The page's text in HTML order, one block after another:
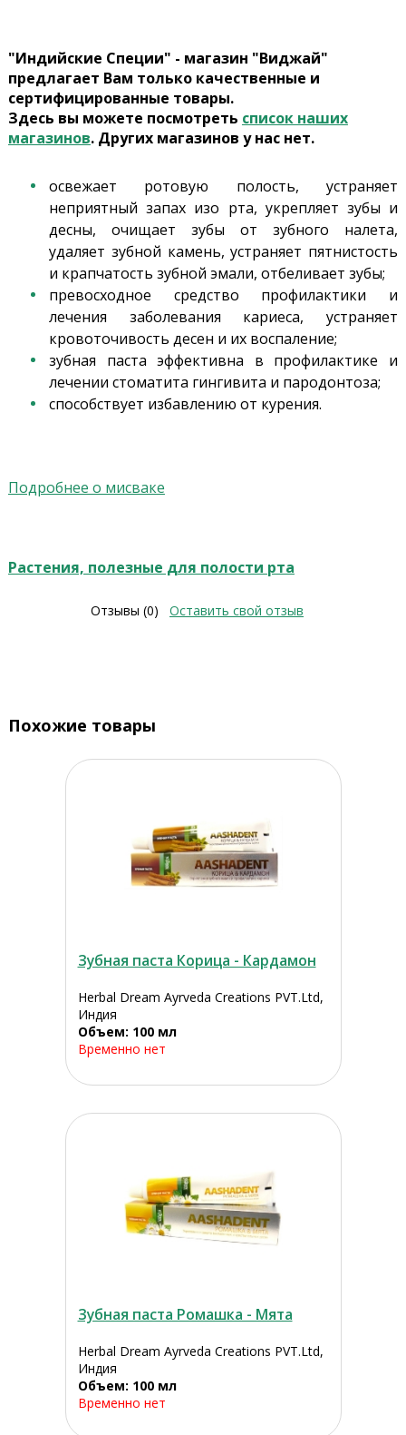
"Индийские Специи" - магазин "Виджай"
предлагает Вам только качественные и
сертифицированные товары.
Здесь вы можете посмотреть список наших
магазинов. Других магазинов у нас нет.
освежает ротовую полость, устраняет
неприятный запах изо рта, укрепляет зубы и
десны, очищает зубы от зубного налета,
удаляет зубной камень, устраняет пятнистость
и крапчатость зубной эмали, отбеливает зубы;
превосходное средство профилактики и
лечения заболевания кариеса, устраняет
кровоточивость десен и их воспаление;
зубная паста эффективна в профилактике и
лечении стоматита гингивита и пародонтоза;
способствует избавлению от курения.
Подробнее о мисваке
Растения, полезные для полости рта
Отзывы (0) Оставить свой отзыв
Похожие товары
Зубная паста Корица - Кардамон
Herbal Dream Ayrveda Creations PVT.Ltd,
Индия
Объем: 100 мл
Временно нет
Зубная паста Ромашка - Мята
Herbal Dream Ayrveda Creations PVT.Ltd,
Индия
Объем: 100 мл
Временно нет